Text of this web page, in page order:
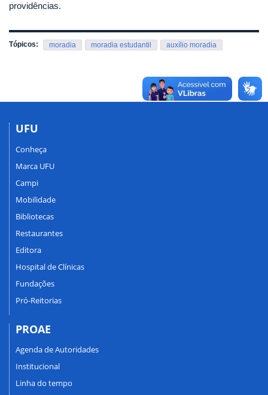
providências.
Tópicos: moradia moradia estudantil auxílio moradia
UFU
Conheça
Marca UFU
Campi
Mobilidade
Bibliotecas
Restaurantes
Editora
Hospital de Clínicas
Fundações
Pró-Reitorias
PROAE
Agenda de Autoridades
Institucional
Linha do tempo